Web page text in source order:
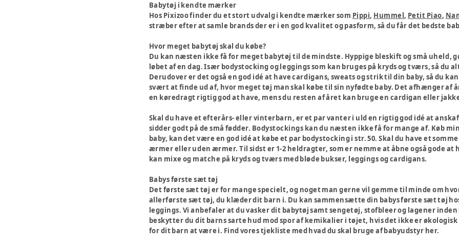
Babytøj i kendte mærker
Hos Pixizoo finder du et stort udvalg i kendte mærker som Pippi, Hummel, Petit Piao,
stræber efter at samle brands der er i en god kvalitet og pasform, så du får det bedste
Hvor meget babytøj skal du købe?
Du kan næsten ikke få for meget babytøj til de mindste. Hyppige bleskift og små
løbet af en dag. Især bodystocking og leggings som kan bruges på kryds og tværs, så du
Derudover er det også en god idé at have cardigans, sweats og strik til din baby, så du
svært at finde ud af, hvor meget tøj man skal købe til sin nyfødte baby. Det afhænger af
en køredragt rigtig god at have, mens du resten af året kan bruge en cardigan eller
Skal du have et efterårs- eller vinterbarn, er et par vanter i uld en rigtig god idé at
sidder godt på de små fødder. Bodystockings kan du næsten ikke få for mange af. Køb
baby, kan det være en god idé at købe et par bodystocking i str. 50. Skal du have et
ærmer eller uden ærmer. Til sidst er 1-2 heldragter, som er nemme at åbne også gode
kan mixe og matche på kryds og tværs med bløde bukser, leggings og cardigans.
Babys første sæt tøj
Det første sæt tøj er for mange specielt, og noget man gerne vil gemme til minde om
allerførste sæt tøj, du klæder dit barn i. Du kan sammensætte din babys første sæt tøj
leggings. Vi anbefaler at du vasker dit babytøj samt sengetøj, stofbleer og lagener
beskytter du dit barns sarte hud mod spor af kemikalier i tøjet, hvis det ikke er
for dit barn at være i. Find vores tjekliste med hvad du skal bruge af babyudstyr her.